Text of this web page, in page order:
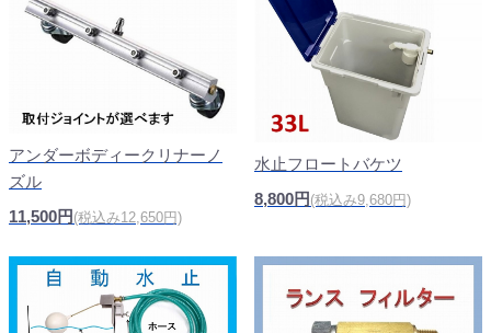
アンダーボディークリナーノ
ズル
11,500円 (税込み12,650円)
水止フロートバケツ
8,800円 (税込み9,680円)